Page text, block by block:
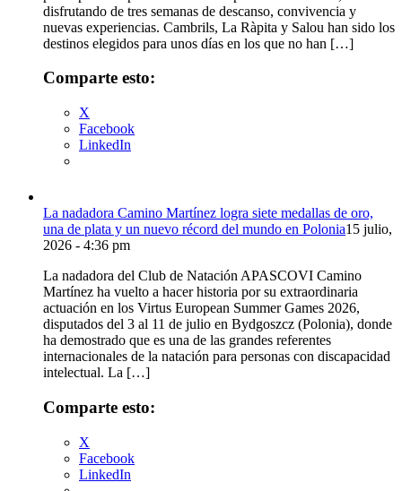
disfrutando de tres semanas de descanso, convivencia y
nuevas experiencias. Cambrils, La Ràpita y Salou han sido los
destinos elegidos para unos días en los que no han […]
Comparte esto:
X
Facebook
LinkedIn
La nadadora Camino Martínez logra siete medallas de oro,
una de plata y un nuevo récord del mundo en Polonia15 julio,
2026 - 4:36 pm
La nadadora del Club de Natación APASCOVI Camino
Martínez ha vuelto a hacer historia por su extraordinaria
actuación en los Virtus European Summer Games 2026,
disputados del 3 al 11 de julio en Bydgoszcz (Polonia), donde
ha demostrado que es una de las grandes referentes
internacionales de la natación para personas con discapacidad
intelectual. La […]
Comparte esto:
X
Facebook
LinkedIn